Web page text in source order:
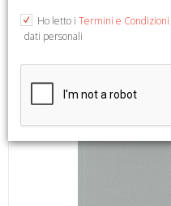
Ho letto i Termini e Condizioni
dati personali